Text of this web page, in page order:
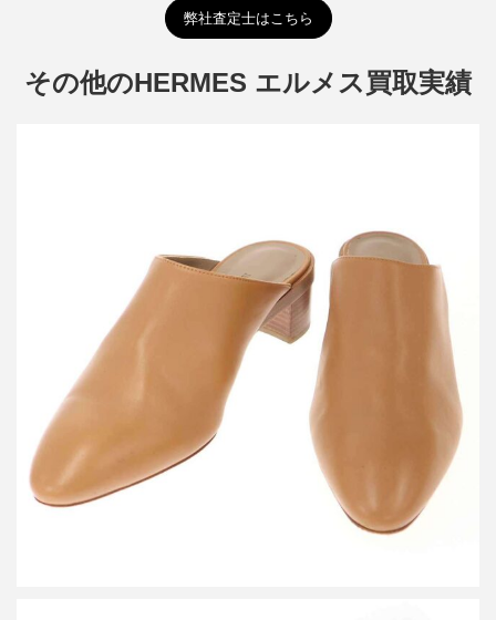
弊社査定士はこちら
その他のHERMES エルメス買取実績
エルメス レザーミュールサンダル
買取金額18,000円
詳しく見る